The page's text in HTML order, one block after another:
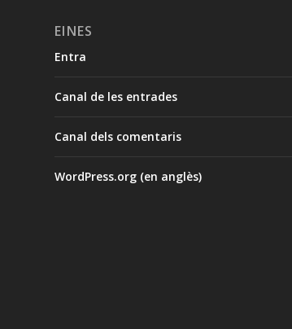
EINES
Entra
Canal de les entrades
Canal dels comentaris
WordPress.org (en anglès)